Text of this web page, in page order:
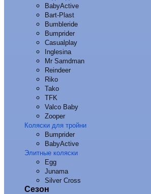
BabyActive
Bart-Plast
Bumbleride
Bumprider
Casualplay
Inglesina
Mr Samdman
Reindeer
Riko
Tako
TFK
Valco Baby
Zooper
Коляски для тройни
Bumprider
BabyActive
Элитные коляски
Egg
Junama
Silver Cross
Сезон